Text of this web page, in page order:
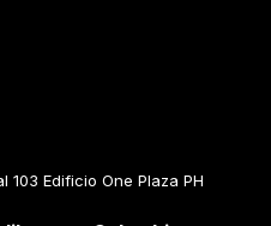
103 Edificio One Plaza PH